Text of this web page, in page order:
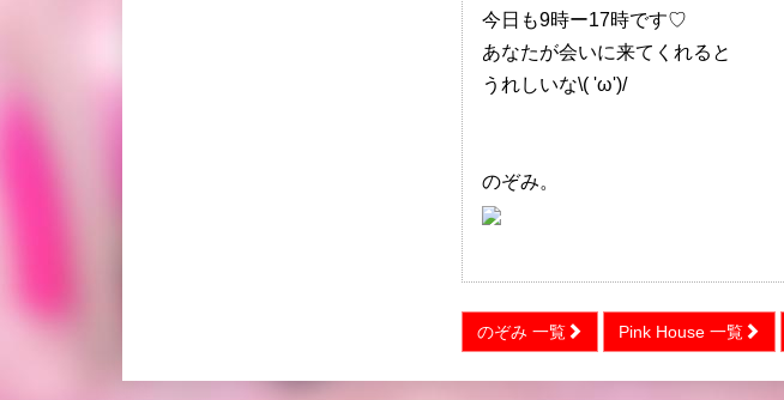
今日も9時ー17時です♡
あなたが会いに来てくれると
うれしいな\( 'ω')/
のぞみ。
のぞみ 一覧 Pink House 一覧